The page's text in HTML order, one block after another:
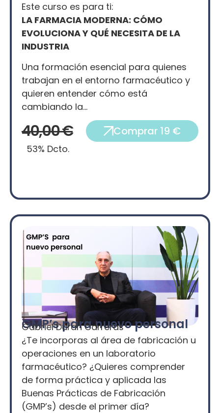
Este curso es para ti:
LA FARMACIA MODERNA: CÓMO
EVOLUCIONA Y QUÉ NECESITA DE LA
INDUSTRIA
Una formación esencial para quienes
trabajan en el entorno farmacéutico y
quieren entender cómo está
cambiando la…
40,00 €
53% Dcto.
Comprar 19 €
GMP’s para nuevo personal
Gabriel Duran Carreras
¿Te incorporas al área de fabricación u
operaciones en un laboratorio
farmacéutico? ¿Quieres comprender
de forma práctica y aplicada las
Buenas Prácticas de Fabricación
(GMP’s) desde el primer día?